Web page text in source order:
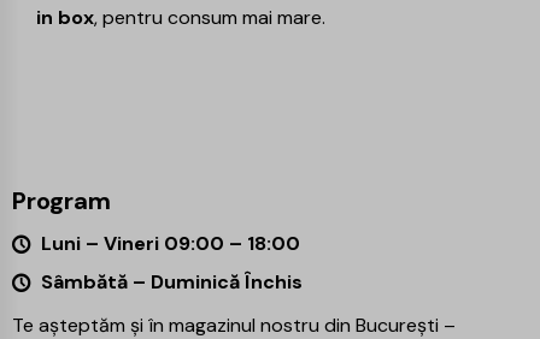
in box, pentru consum mai mare.
Program
Luni – Vineri 09:00 – 18:00
Sâmbătă – Duminică Închis
Te așteptăm și în magazinul nostru din București –